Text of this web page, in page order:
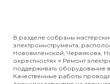
В разделе собраны
электроинструмента,
Нововиленской, Червякова,
окрестностях ⭐️ Ремонт
поддерживать оборудование
Качественные работы